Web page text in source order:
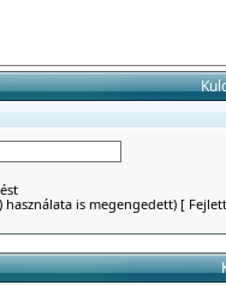
is megengedett)[